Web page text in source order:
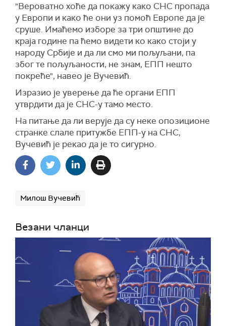
"Вероватно хоће да покажу како СНС пропада
у Европи и како ће они уз помоћ Европе да је
сруше. Имаћемо изборе за три општине до
краја године па ћемо видети ко како стоји у
народу Србије и да ли смо ми пољуљани, па
због те пољуљаности, не знам, ЕПП нешто
покреће", навео је Вучевић.
Изразио је уверење да ће органи ЕПП
утврдити да је СНС-у тамо место.
На питање да ли верује да су неке опозиционе
странке слале притужбе ЕПП-у на СНС,
Вучевић је рекао да је то сигурно.
Милош Вучевић
Везани чланци